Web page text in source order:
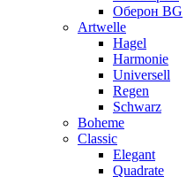
Оберон BG
Artwelle
Hagel
Harmonie
Universell
Regen
Schwarz
Boheme
Classic
Elegant
Quadrate